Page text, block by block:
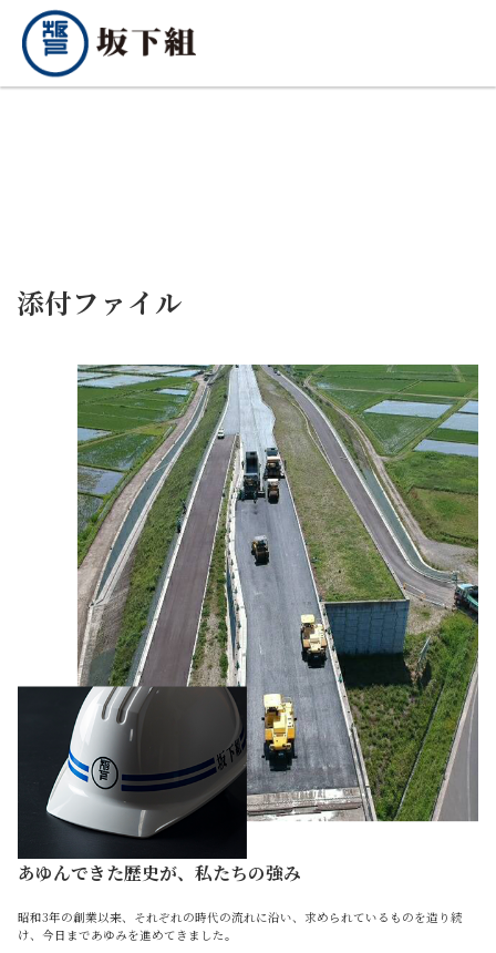
添付ファイル
あゆんできた歴史が、私たちの強み
昭和3年の創業以来、それぞれの時代の流れに沿い、求められているものを造り続
け、今日まであゆみを進めてきました。